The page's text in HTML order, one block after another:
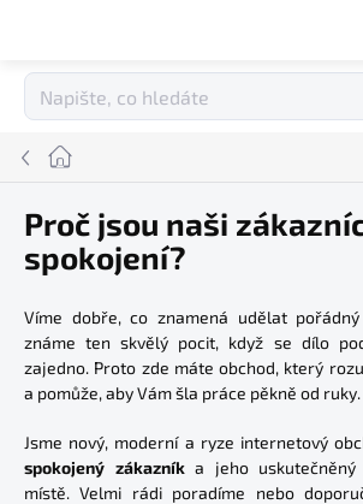
Domů
Proč jsou naši
spokojení?
Víme dobře, co znamená udělat
známe ten skvělý pocit, když se dílo
zajedno. Proto zde máte obchod, který
a pomůže, aby Vám šla práce pěkně od ruky.
Jsme nový, moderní a ryze internetový
spokojený zákazníka jeho
místě. Velmi rádi poradíme nebo